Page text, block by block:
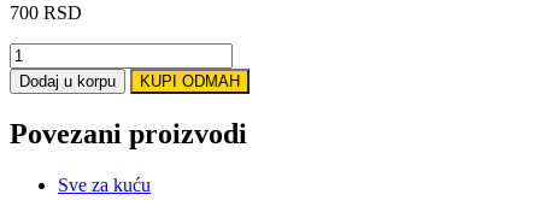
700 RSD
Peškir
Rostok
Zeleni
quantity
Dodaj u korpu KUPI ODMAH
Povezani proizvodi
Sve za kuću